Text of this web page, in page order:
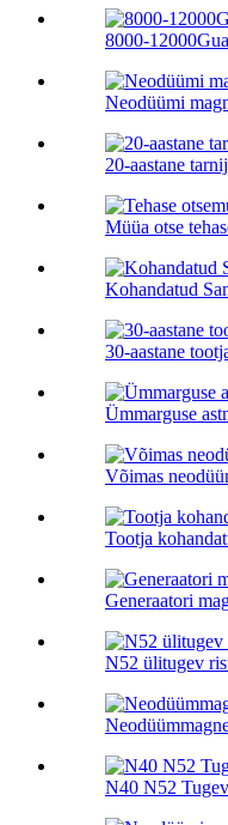
8000-
Neodüümi
20-aastane
Müüa otse
Kohandatud
30-aastane
Ümmarguse
Võimas
Tootja
Generaatori
N52 ülitugev
N40 N52